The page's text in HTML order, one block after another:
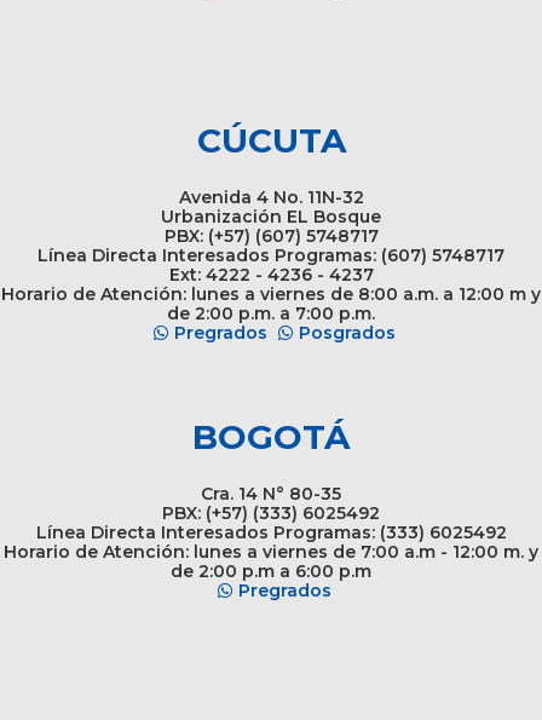
CÚCUTA
Avenida 4 No. 11N-32
Urbanización EL Bosque
PBX: (+57) (607) 5748717
Línea Directa Interesados Programas: (607) 5748717
Ext: 4222 - 4236 - 4237
Horario de Atención: lunes a viernes de 8:00 a.m. a 12:00 m y
de 2:00 p.m. a 7:00 p.m.
Pregrados
Posgrados
BOGOTÁ
Cra. 14 N° 80-35
PBX: (+57) (333) 6025492
Línea Directa Interesados Programas: (333) 6025492
Horario de Atención: lunes a viernes de 7:00 a.m - 12:00 m. y
de 2:00 p.m a 6:00 p.m
Pregrados